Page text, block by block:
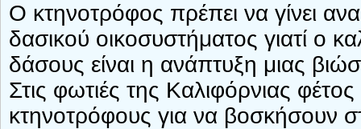
Ο κτηνοτρόφος πρέπει να γίνει
δασικού οικοσυστήματος γιατί ο
δάσους είναι η ανάπτυξη μιας
Στις φωτιές της Καλιφόρνιας
κτηνοτρόφους για να βοσκήσουν